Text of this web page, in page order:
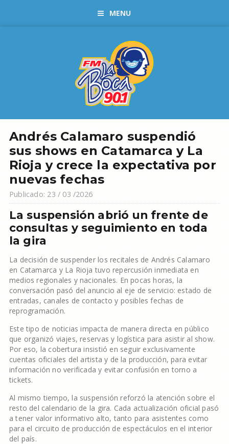
MENU
Andrés Calamaro suspendió
sus shows en Catamarca y La
Rioja y crece la expectativa por
nuevas fechas
Publicado: 23 / 03 /2026
La suspensión abrió un frente de
consultas y seguimiento en toda
la gira
La decisión de suspender los recitales de Andrés Calamaro
en Catamarca y La Rioja tuvo repercusión inmediata en
medios regionales y nacionales. En pocas horas, la
conversación pasó del anuncio al eje de servicio: estado de
entradas, canales de contacto y posibles fechas de
reprogramación.
Este tipo de noticias impacta de manera directa en público
que organizó viajes, reservas y logística para asistir al show.
Por eso, la cobertura insistió en seguir exclusivamente
cuentas oficiales del artista y de la producción, para evitar
información no verificada y evitar confusión en torno a
tickets.
Al mismo tiempo, la suspensión reforzó la atención sobre el
resto del calendario de la gira. Cada actualización oficial pasó
a tener valor informativo alto, tanto para asistentes como
para el circuito de producción de espectáculos en el interior
del país.